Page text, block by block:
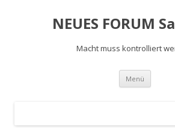
NEUES FORUM
Macht muss kontrolliert
Menü Springe
Inhalt